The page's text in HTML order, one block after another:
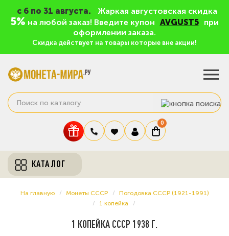
c 6 по 31 августа. Жаркая августовская скидка
5% на любой заказ! Введите купон AVGUST5
при
оформлении заказа.
Скидка действует на товары которые вне акции!
0
КАТАЛОГ
На главную Монеты СССР
Погодовка СССР (1921-1991)
1 копейка
1 КОПЕЙКА СССР 1938 Г.